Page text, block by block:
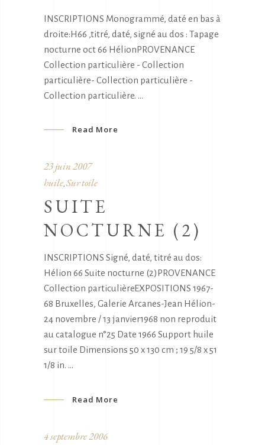
INSCRIPTIONS Monogrammé, daté en bas à
droite:H66 ,titré, daté, signé au dos : Tapage
nocturne oct 66 HélionPROVENANCE
Collection particulière - Collection
particulière- Collection particulière -
Collection particulière.
Read More
23 juin 2007
huile, Sur toile
SUITE
NOCTURNE (2)
INSCRIPTIONS Signé, daté, titré au dos:
Hélion 66 Suite nocturne (2)PROVENANCE
Collection particulièreEXPOSITIONS 1967-
68 Bruxelles, Galerie Arcanes-Jean Hélion-
24 novembre / 13 janvier1968 non reproduit
au catalogue n°25 Date 1966 Support huile
sur toile Dimensions 50 x 130 cm ; 19 5/8 x 51
1/8 in.
Read More
4 septembre 2006